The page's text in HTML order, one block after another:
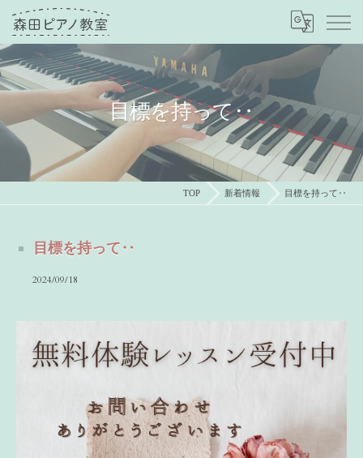
目標を持って‥
TOP 新着情報 目標を持って‥
目標を持って‥
2024/09/18